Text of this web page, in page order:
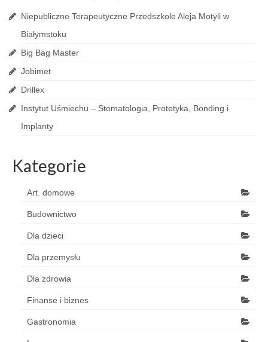
Niepubliczne Terapeutyczne Przedszkole Aleja Motyli w
Białymstoku
Big Bag Master
Jobimet
Drillex
Instytut Uśmiechu – Stomatologia, Protetyka, Bonding i
Implanty
Kategorie
Art. domowe
Budownictwo
Dla dzieci
Dla przemysłu
Dla zdrowia
Finanse i biznes
Gastronomia